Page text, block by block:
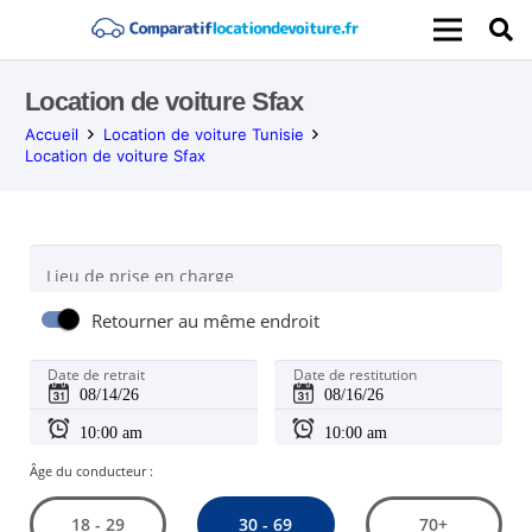
Location de voiture Sfax
Accueil
Location de voiture Tunisie
Location de voiture Sfax
Lieu de prise en charge
Retourner au même endroit
Date de retrait Date de restitution
Âge du conducteur :
18 - 29 30 - 69 70+